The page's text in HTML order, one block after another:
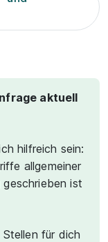
aktuell
hilfreich sein:
allgemeiner
ist
für dich